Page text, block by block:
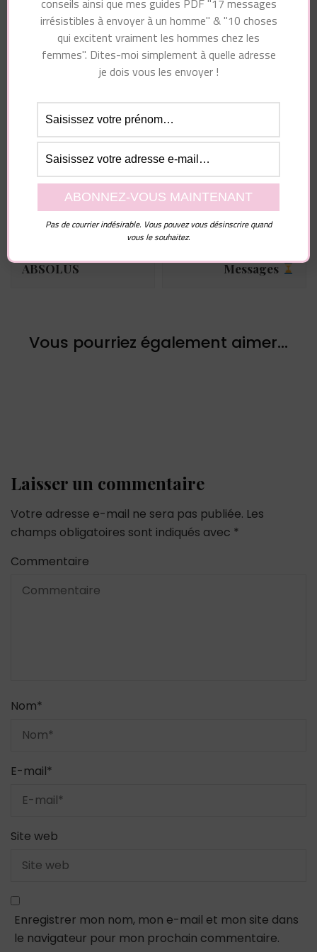
Navigation
d'article
Article précédent
Pourquoi Mes
Conseils En
ABSOLUS
Article suivant
Comment Garder Sa
Fierté Quand Il
Messages
Vous pourriez également aimer...
Laisser un commentaire
Votre adresse e-mail ne sera pas publiée. Les
champs obligatoires sont indiqués avec *
Commentaire
Nom*
E-mail*
Site web
Enregistrer mon nom, mon e-mail et mon site dans
le navigateur pour mon prochain commentaire.
irrésistibles à envoyer à un homme" & "10 choses
qui excitent vraiment les hommes chez les
femmes". Dites-moi simplement à quelle adresse
je dois vous les envoyer !
Pas de courrier indésirable. Vous pouvez vous désinscrire quand
vous le souhaitez.